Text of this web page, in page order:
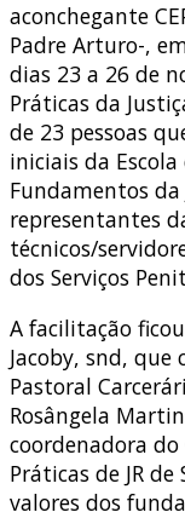
aconchegante
Padre Arturo-,
dias 23 a 26 de
Práticas da
de 23 pessoas
iniciais da
Fundamentos da
representantes
técnicos/
dos Serviços
A facilitação
Jacoby, snd, que
Pastoral
Rosângela
coordenadora do
Práticas de JR
valores dos